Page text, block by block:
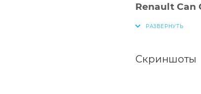
Renault Can
Скриншоты